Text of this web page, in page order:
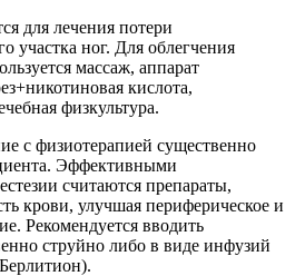
для лечения потери
участка ног. Для облегчения
массаж, аппарат
кислота,
физкультура.
с физиотерапией существенно
Эффективными
считаются препараты,
крови, улучшая периферическое и
Рекомендуется вводить
струйно либо в виде инфузий